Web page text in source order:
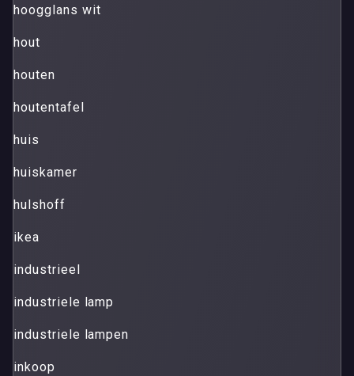
hoogglans wit
hout
houten
houtentafel
huis
huiskamer
hulshoff
ikea
industrieel
industriele lamp
industriele lampen
inkoop